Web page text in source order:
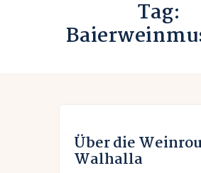
Tag:
Bundesländer
Urlaubsarten
Über die
Walhalla